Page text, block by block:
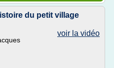
du petit village
voir la vidéo